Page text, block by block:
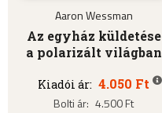
Aaron Wessman
Az egyház küldetése
a polarizált világban
Kiadói ár: 4.050 Ft
Bolti ár: 4.500 Ft